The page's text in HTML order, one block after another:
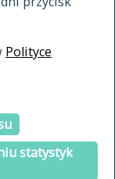
Polityce
statystyk